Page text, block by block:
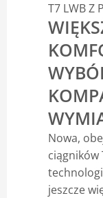
T7 LWB Z
Nowa,
ciągników
jeszcze